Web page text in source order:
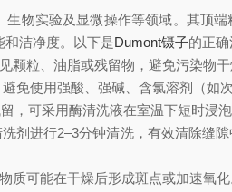
实验及显微操作等领域。其顶端
洁净度。以下是Dumont镊子的正确
粒、油脂或残留物，避免污染物干
使用强酸、强碱、含氯溶剂（如
可采用酶清洗液在室温下短时浸泡
进行2–3分钟清洗，有效清除缝
可能在干燥后形成斑点或加速氧化